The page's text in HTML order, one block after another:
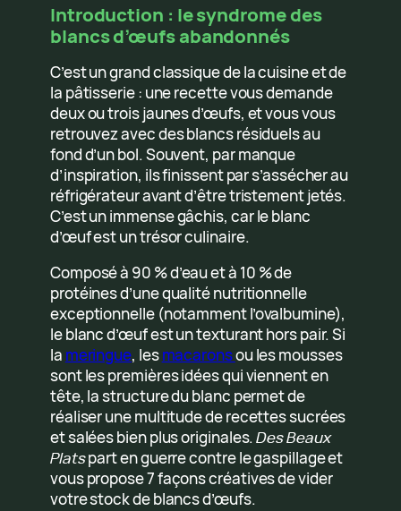
Introduction : le syndrome des
blancs d’œufs abandonnés
C’est un grand classique de la cuisine et de
la pâtisserie : une recette vous demande
deux ou trois jaunes d’œufs, et vous vous
retrouvez avec des blancs résiduels au
fond d’un bol. Souvent, par manque
d’inspiration, ils finissent par s’assécher au
réfrigérateur avant d’être tristement jetés.
C’est un immense gâchis, car le blanc
d’œuf est un trésor culinaire.
Composé à 90 % d’eau et à 10 % de
protéines d’une qualité nutritionnelle
exceptionnelle (notamment l’ovalbumine),
le blanc d’œuf est un texturant hors pair. Si
la meringue, lesmacaronsou les mousses
sont les premières idées qui viennent en
tête, la structure du blanc permet de
réaliser une multitude de recettes sucrées
et salées bien plus originales.Des Beaux
Platspart en guerre contre le gaspillage et
vous propose 7 façons créatives de vider
votre stock de blancs d’œufs.